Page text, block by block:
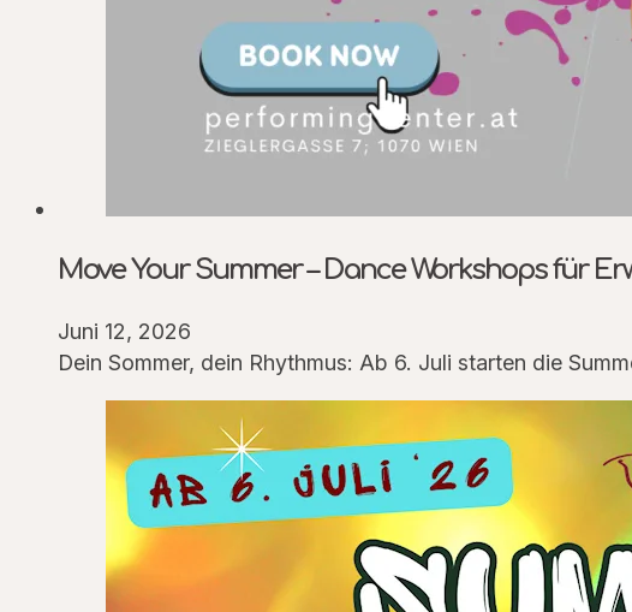
Move Your Summer – Dance Workshops für
Juni 12, 2026
Dein Sommer, dein Rhythmus: Ab 6. Juli starten die